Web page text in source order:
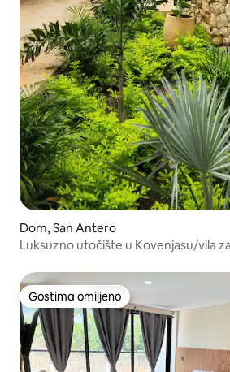
Dom, San Antero
Luksuzno utočište u Kovenjasu/vila
Gostima omiljeno
Gostima omiljeno